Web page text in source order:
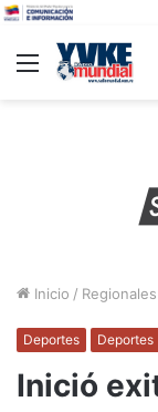
Menu
Inicio / Regionales
Deportes Deportes
Inició